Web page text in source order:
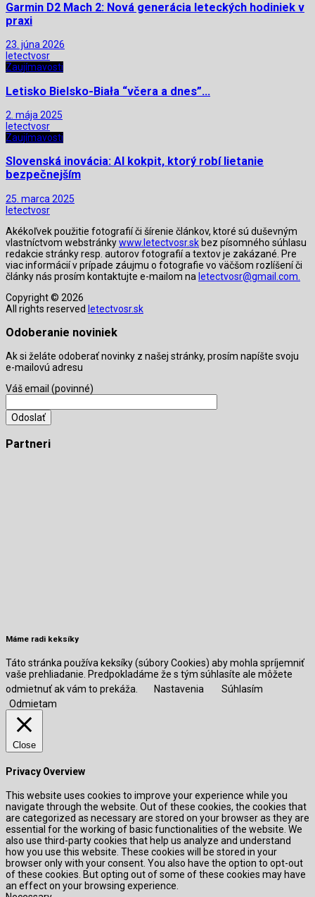
Garmin D2 Mach 2: Nová generácia leteckých hodiniek v
praxi
23. júna 2026
letectvosr
Zaujímavosti
Letisko Bielsko-Biała “včera a dnes”…
2. mája 2025
letectvosr
Zaujímavosti
Slovenská inovácia: AI kokpit, ktorý robí lietanie
bezpečnejším
25. marca 2025
letectvosr
Akékoľvek použitie fotografií či šírenie článkov, ktoré sú duševným
vlastníctvom webstránkywww.letectvosr.sk bez písomného súhlasu
redakcie stránky resp. autorov fotografií a textov je zakázané. Pre
viac informácií v prípade záujmu o fotografie vo väčšom rozlíšení či
články nás prosím kontaktujte e-mailom na letectvosr@gmail.com.
Copyright © 2026
All rights reserved letectvosr.sk
Odoberanie noviniek
Ak si želáte odoberať novinky z našej stránky, prosím napíšte svoju
e-mailovú adresu
Váš email (povinné)
Partneri
Máme radi keksíky
Táto stránka používa keksíky (súbory Cookies) aby mohla spríjemniť
vaše prehliadanie. Predpokladáme že s tým súhlasíte ale môžete
odmietnuť ak vám to prekáža.
Nastavenia
Súhlasím
Odmietam
Close
Privacy Overview
This website uses cookies to improve your experience while you
navigate through the website. Out of these cookies, the cookies that
are categorized as necessary are stored on your browser as they are
essential for the working of basic functionalities of the website. We
also use third-party cookies that help us analyze and understand
how you use this website. These cookies will be stored in your
browser only with your consent. You also have the option to opt-out
of these cookies. But opting out of some of these cookies may have
an effect on your browsing experience.